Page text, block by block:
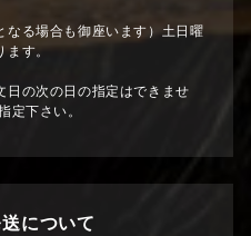
なる場合も御座います）土日曜
す。
の次の日の指定はできませ
定下さい。
について